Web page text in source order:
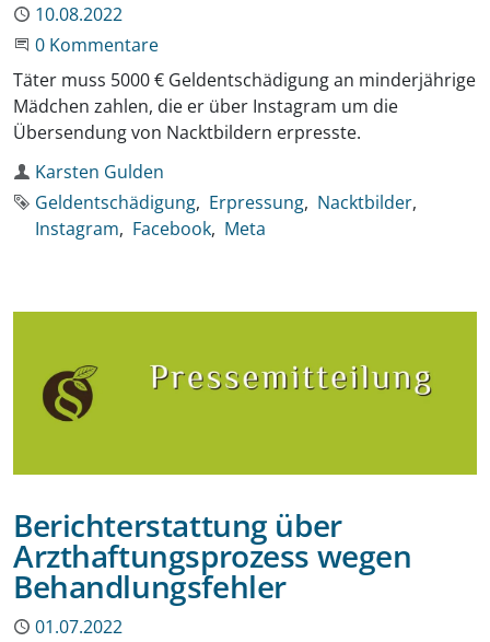
Publiziert
10.08.2022
Beginne eine Unterhaltung
0 Kommentare
Täter muss 5000 € Geldentschädigung an minderjährige
Mädchen zahlen, die er über Instagram um die
Übersendung von Nacktbildern erpresste.
Autor
Karsten Gulden
Schlagworte
Geldentschädigung Erpressung Nacktbilder
Instagram
Facebook Meta
Berichterstattung über
Arzthaftungsprozess wegen
Behandlungsfehler
Publiziert
01.07.2022